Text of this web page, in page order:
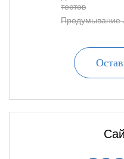
тестов
Продумывание